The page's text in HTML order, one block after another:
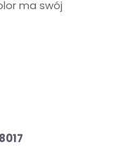
ma swój